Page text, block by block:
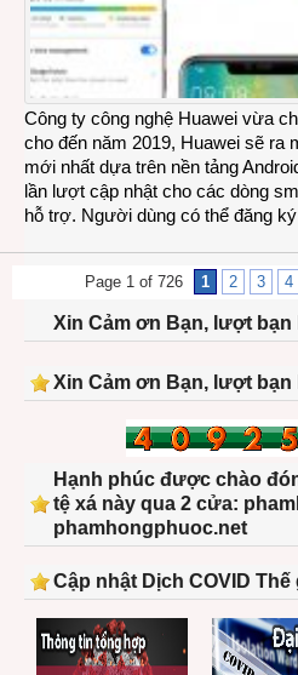
Công ty công nghệ Huawei vừa
cho đến năm 2019, Huawei sẽ ra
mới nhất dựa trên nền tảng
lần lượt cập nhật cho các dòng
hỗ trợ. Người dùng có thể đăng
Page 1 of 726 1 2 3 4
Xin Cảm ơn Bạn, lượt bạn
Xin Cảm ơn Bạn, lượt bạn
Hạnh phúc được chào
tệ xá này qua 2 cửa:
phamhongphuoc.net
Cập nhật Dịch COVID Thế